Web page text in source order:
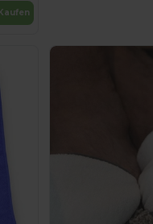
Kaufen